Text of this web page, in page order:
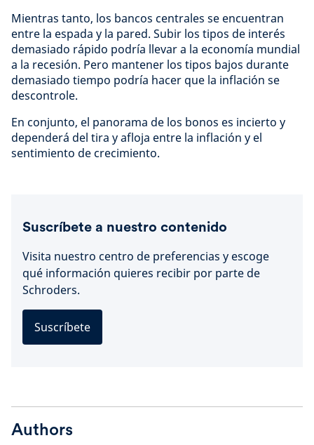
Mientras tanto, los bancos centrales se encuentran
entre la espada y la pared. Subir los tipos de interés
demasiado rápido podría llevar a la economía mundial
a la recesión. Pero mantener los tipos bajos durante
demasiado tiempo podría hacer que la inflación se
descontrole.
En conjunto, el panorama de los bonos es incierto y
dependerá del tira y afloja entre la inflación y el
sentimiento de crecimiento.
Suscríbete a nuestro contenido
Visita nuestro centro de preferencias y escoge
qué información quieres recibir por parte de
Schroders.
Suscríbete
Authors